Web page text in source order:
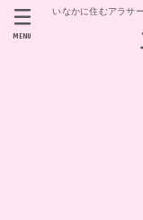
いなかに住むアラサ
MENU